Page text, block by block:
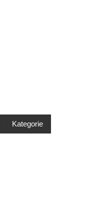
Kategorie